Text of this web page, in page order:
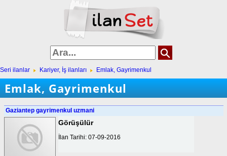
Seri ilanlar Kariyer, İş ilanları Emlak, Gayrimenkul
Emlak, Gayrimenkul
Gaziantep gayrimenkul uzmani
Görüşülür
İlan Tarihi: 07-09-2016